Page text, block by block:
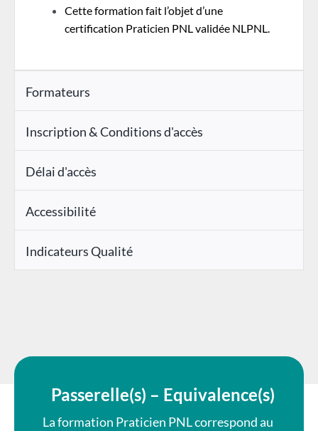
Cette formation fait l’objet d’une
certification Praticien PNL validée NLPNL.
Formateurs
Inscription & Conditions d'accès
Délai d'accès
Accessibilité
Indicateurs Qualité
Passerelle(s) – Equivalence(s)
La formation Praticien PNL correspond au